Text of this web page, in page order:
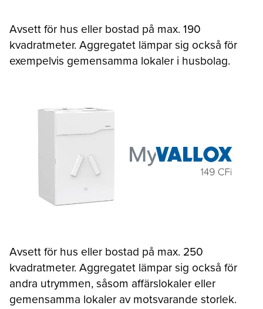
Avsett för hus eller bostad på max. 190
kvadratmeter. Aggregatet lämpar sig också för
exempelvis gemensamma lokaler i husbolag.
Avsett för hus eller bostad på max. 250
kvadratmeter. Aggregatet lämpar sig också för
andra utrymmen, såsom affärslokaler eller
gemensamma lokaler av motsvarande storlek.